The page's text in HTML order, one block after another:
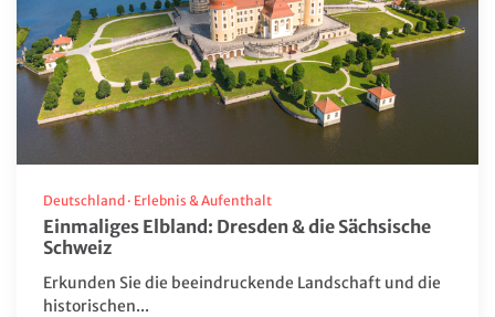
Musicalfahrten
Neue Reisen
Silvesterreisen
Sonderfahrten
Specials
Städte-/Musikreisen
Tagesfahrten
Weihnachtsreisen
Deutschland · Erlebnis & Aufenthalt
Einmaliges Elbland: Dresden & die Sächsische
Schweiz
Erkunden Sie die beeindruckende Landschaft und die
historischen...